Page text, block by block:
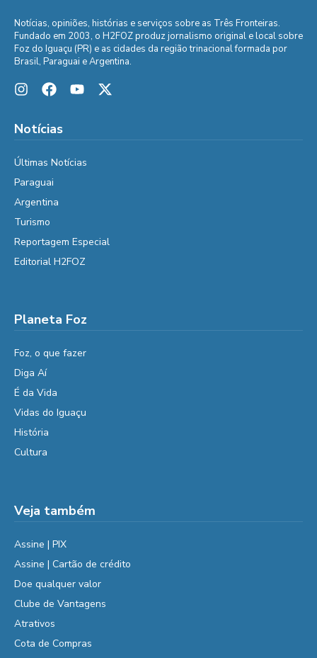
Notícias, opiniões, histórias e serviços sobre as Três Fronteiras.
Fundado em 2003, o H2FOZ produz jornalismo original e local sobre
Foz do Iguaçu (PR) e as cidades da região trinacional formada por
Brasil, Paraguai e Argentina.
Notícias
Últimas Notícias
Paraguai
Argentina
Turismo
Reportagem Especial
Editorial H2FOZ
Planeta Foz
Foz, o que fazer
Diga Aí
É da Vida
Vidas do Iguaçu
História
Cultura
Veja também
Assine | PIX
Assine | Cartão de crédito
Doe qualquer valor
Clube de Vantagens
Atrativos
Cota de Compras